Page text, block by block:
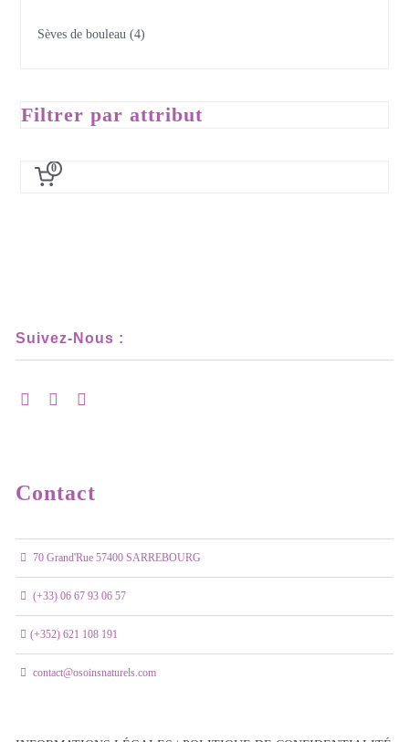
Sèves de bouleau 4
Filtrer par attribut
0
Suivez-Nous :
Contact
70 Grand'Rue 57400 SARREBOURG
(+33) 06 67 93 06 57
(+352) 621 108 191
contact@osoinsnaturels.com